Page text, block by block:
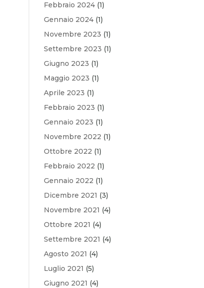
Febbraio 2024 (1)
Gennaio 2024 (1)
Novembre 2023 (1)
Settembre 2023 (1)
Giugno 2023 (1)
Maggio 2023 (1)
Aprile 2023 (1)
Febbraio 2023 (1)
Gennaio 2023 (1)
Novembre 2022 (1)
Ottobre 2022 (1)
Febbraio 2022 (1)
Gennaio 2022 (1)
Dicembre 2021 (3)
Novembre 2021 (4)
Ottobre 2021 (4)
Settembre 2021 (4)
Agosto 2021 (4)
Luglio 2021 (5)
Giugno 2021 (4)